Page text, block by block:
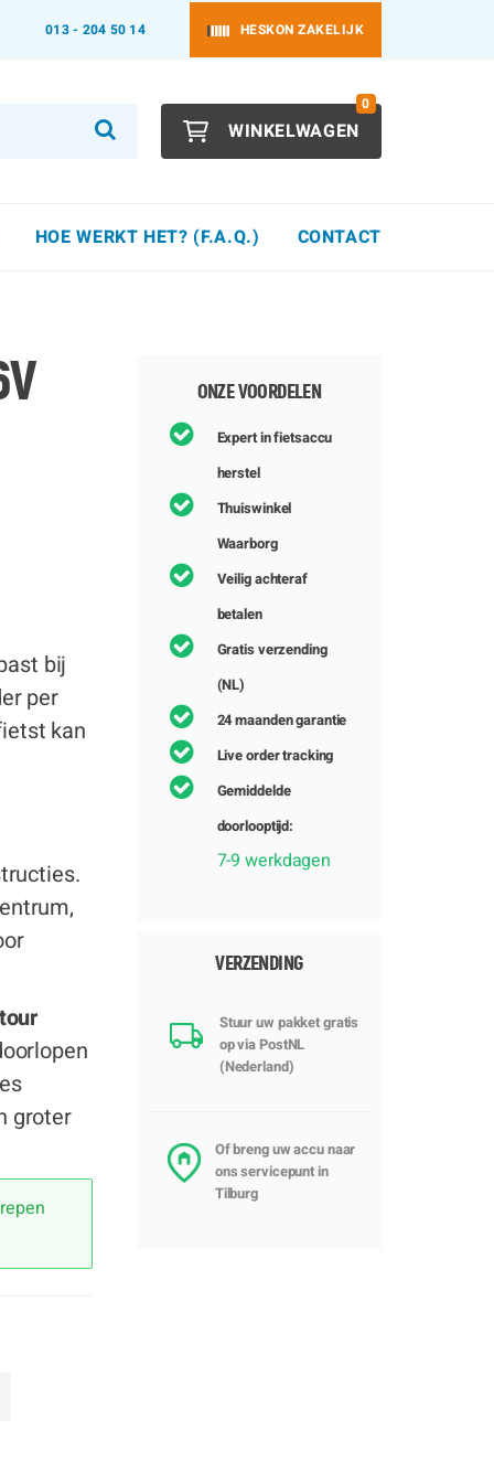
013 - 204 50 14 HESKON ZAKELIJK
WINKELWAGEN
0
HOE WERKT HET? (F.A.Q.) CONTACT
bij
per
kan
groter
ONZE VOORDELEN
Expert in fietsaccu
herstel
Thuiswinkel
Waarborg
Veilig achteraf
betalen
Gratis verzending
(NL)
24 maanden garantie
Live order tracking
Gemiddelde
doorlooptijd:
7-9 werkdagen
VERZENDING
Stuur uw pakket gratis
op via PostNL
(Nederland)
Of breng uw accu naar
ons servicepunt in
Tilburg